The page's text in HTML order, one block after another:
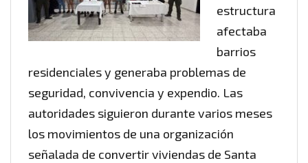
estructura
afectaba
barrios
residenciales y generaba problemas de
seguridad, convivencia y expendio. Las
autoridades siguieron durante varios meses
los movimientos de una organización
señalada de convertir viviendas de Santa